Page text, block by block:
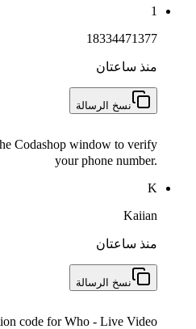
1
18334471377
منذ ساعتان
نسخ الرسالة
Codashop window to verify
your phone number.
K
Kaiian
منذ ساعتان
نسخ الرسالة
code for Who - Live Video